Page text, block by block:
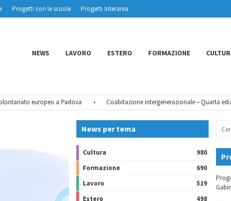
Progetti con le scuole
Progetti Interarea
NEWS LAVORO ESTERO FORMAZIONE
europeo a Padova Coabitazione intergenerazionale – Quarta
News per tema
Cultura
980
Formazione
690
Lavoro
519
Estero
498